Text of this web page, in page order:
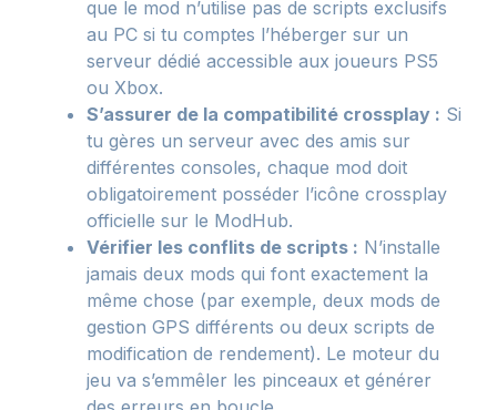
que le mod n’utilise pas de scripts exclusifs
au PC si tu comptes l’héberger sur un
serveur dédié accessible aux joueurs PS5
ou Xbox.
S’assurer de la compatibilité crossplay : Si
tu gères un serveur avec des amis sur
différentes consoles, chaque mod doit
obligatoirement posséder l’icône crossplay
officielle sur le ModHub.
Vérifier les conflits de scripts : N’installe
jamais deux mods qui font exactement la
même chose (par exemple, deux mods de
gestion GPS différents ou deux scripts de
modification de rendement). Le moteur du
jeu va s’emmêler les pinceaux et générer